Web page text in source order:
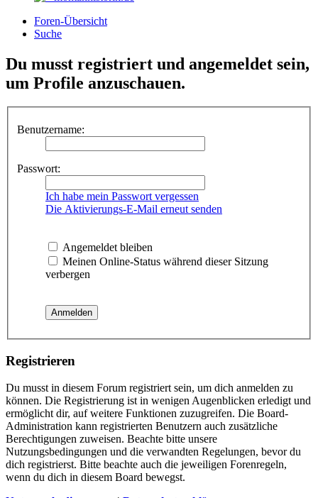
Foren-Übersicht
Suche
Du musst registriert und angemeldet sein,
um Profile anzuschauen.
Benutzername:
Passwort:
Ich habe mein Passwort vergessen
Die Aktivierungs-E-Mail erneut senden
Angemeldet bleiben
Meinen Online-Status während dieser Sitzung
verbergen
Registrieren
Du musst in diesem Forum registriert sein, um dich anmelden zu
können. Die Registrierung ist in wenigen Augenblicken erledigt und
ermöglicht dir, auf weitere Funktionen zuzugreifen. Die Board-
Administration kann registrierten Benutzern auch zusätzliche
Berechtigungen zuweisen. Beachte bitte unsere
Nutzungsbedingungen und die verwandten Regelungen, bevor du
dich registrierst. Bitte beachte auch die jeweiligen Forenregeln,
wenn du dich in diesem Board bewegst.